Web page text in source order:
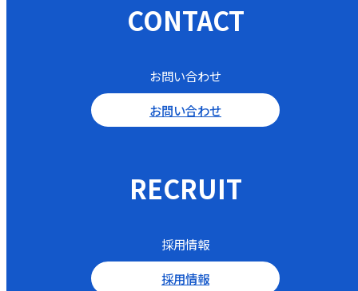
CONTACT
お問い合わせ
お問い合わせ
RECRUIT
採用情報
採用情報